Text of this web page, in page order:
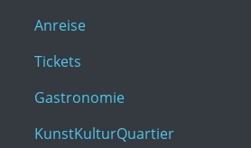
Anreise
Tickets
Gastronomie
KunstKulturQuartier